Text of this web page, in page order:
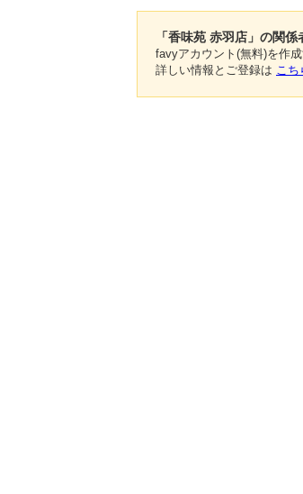
「香味苑 赤羽店」の関係
favyアカウント(無料)を作
詳しい情報とご登録は こち